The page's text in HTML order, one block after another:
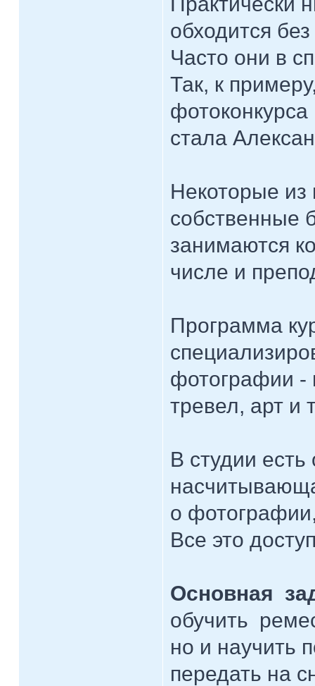
обходится
Часто они в
Так, к
стала
Некоторые из
собственные
занимаются
числе и
Программа
фотографии -
тревел, арт и
В студии
о
Все это
Основная
обучить
но и научить
передать на